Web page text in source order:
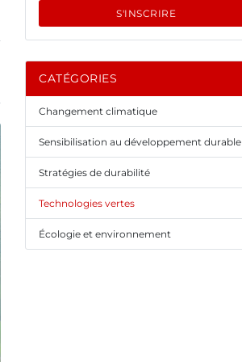
S'INSCRIRE
CATÉGORIES
Changement climatique
Sensibilisation au développement durable
Stratégies de durabilité
Technologies vertes
Écologie et environnement